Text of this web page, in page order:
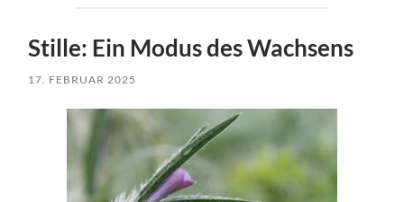
Stille: Ein Modus des Wachsens
17. FEBRUAR 2025